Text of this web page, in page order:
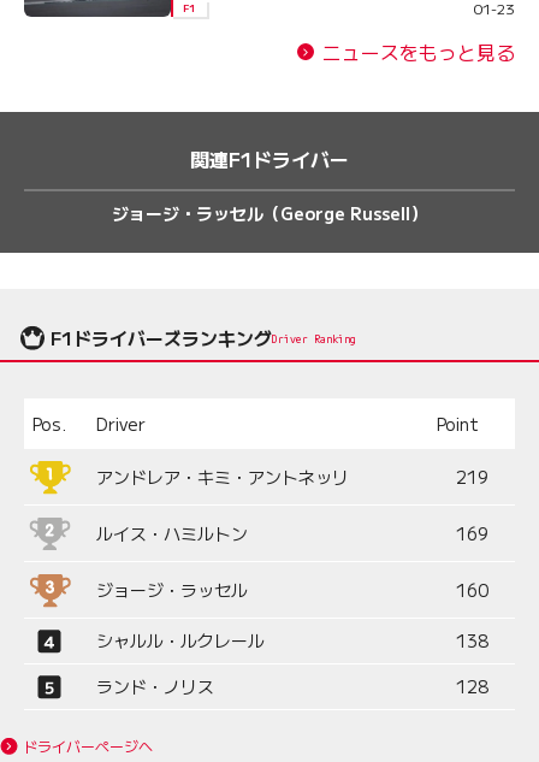
F1 01-23
ニュースをもっと見る
関連F1ドライバー
ジョージ・ラッセル（George Russell）
F1ドライバーズランキングDriver Ranking
Pos. Driver Point
アンドレア・キミ・アントネッリ 219
ルイス・ハミルトン 169
ジョージ・ラッセル 160
シャルル・ルクレール
138
ランド・ノリス
128
ドライバーページへ